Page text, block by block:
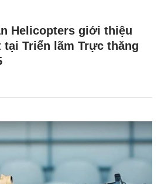
Helicopters giới thiệu
Triển lãm Trực thăng